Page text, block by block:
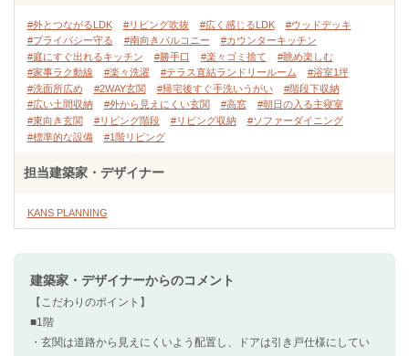
#外とつながるLDK #リビング吹抜 #広く感じるLDK
#ウッドデッキ
#プライバシー守る
#南向きバルコニー
#カウンターキッチン
#庭にすぐ出れるキッチン
#勝手口 #楽々ゴミ捨て
#眺め楽しむ
#家事ラク動線
#楽々洗濯 #テラス直結ランドリールーム
#浴室1坪
#洗面所広め
#2WAY玄関 #帰宅後すぐ手洗いうがい
#階段下収納
#広い土間収納
#外から見えにくい玄関 #高窓
#朝日の入る主寝室
#東向き玄関
#リビング階段 #リビング収納
#ソファーダイニング
#標準的な設備
#1階リビング
担当建築家・デザイナー
KANS PLANNING
建築家・デザイナーからのコメント
【こだわりのポイント】
■1階
・玄関は道路から見えにくいよう配置し、ドアは引き戸仕様にしてい